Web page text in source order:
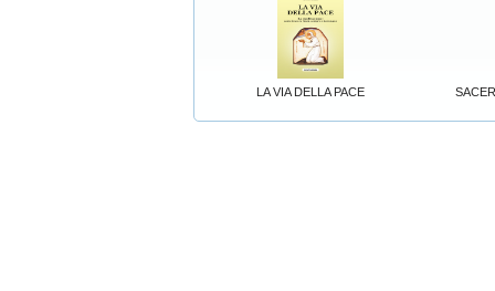
LA VIA DELLA PACE